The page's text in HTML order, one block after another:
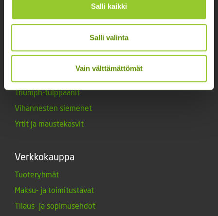
Salli kaikki
Salli valinta
Vain välttämättömät
Triumph-tulppaanit
Vihannesten siemenet
Yrtit ja maustekasvit
Verkkokauppa
Tuoteryhmät
Maksu- ja toimitustavat
Tilaus- ja sopimusehdot